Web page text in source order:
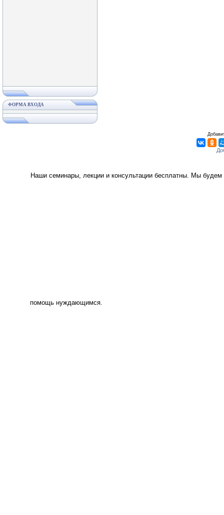
ФОРМА ВХОДА
Наши семинары, лекции и консультации бесплатны. Мы
помощь нуждающимся.